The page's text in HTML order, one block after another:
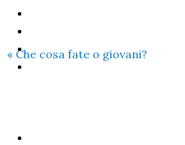
« Che cosa fate o giovani?